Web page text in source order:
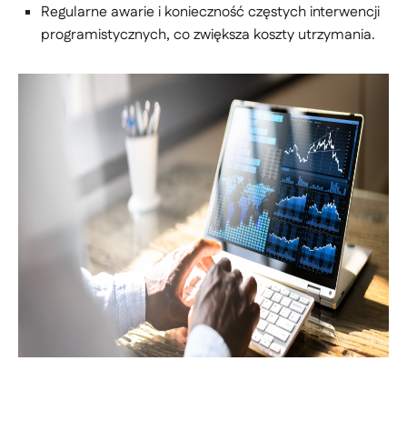
Regularne awarie i konieczność częstych interwencji
programistycznych, co zwiększa koszty utrzymania.